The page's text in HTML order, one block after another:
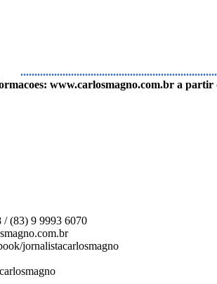
www.carlosmagno.com.br a partir
/ (83) 9 9993 6070
jornalistacarlosmagno